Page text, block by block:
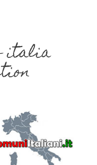
italia